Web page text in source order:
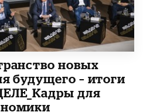
новых
будущего – итоги
для